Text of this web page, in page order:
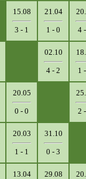
15.08
3 - 1
21.04
1 - 0 4
02.10
4 - 2 1
20.05
0 - 0 2
20.03
1 - 1
31.10
0 - 3
13.04 29.08